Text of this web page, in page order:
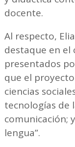
docente.
Al respecto,
destaque en
presentados
que el
ciencias
tecnologías de
comunicación;
lengua”.